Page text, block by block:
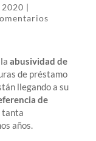
|
abusividad de
de préstamo
llegando a su
de
tanta
años.